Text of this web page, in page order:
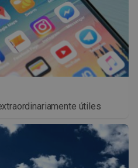
útiles